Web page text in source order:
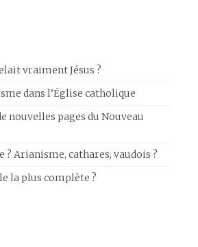
vraiment Jésus ?
dans l’Église catholique
nouvelles pages du Nouveau
? Arianisme, cathares, vaudois ?
la plus complète ?